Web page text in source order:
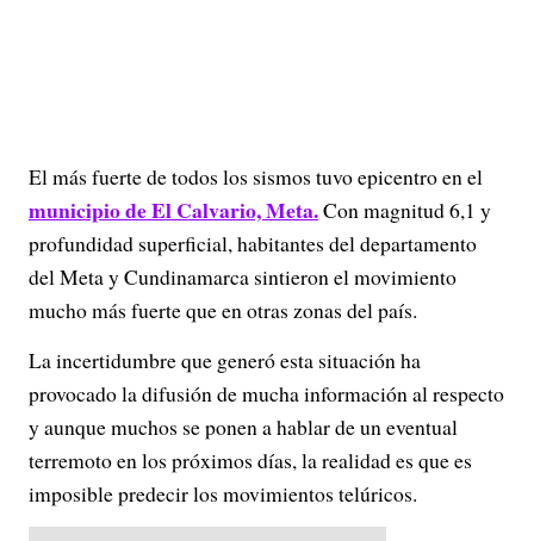
El más fuerte de todos los sismos tuvo epicentro en el
municipio de El Calvario, Meta.Con magnitud 6,1 y
profundidad superficial, habitantes del departamento
del Meta y Cundinamarca sintieron el movimiento
mucho más fuerte que en otras zonas del país.
La incertidumbre que generó esta situación ha
provocado la difusión de mucha información al respecto
y aunque muchos se ponen a hablar de un eventual
terremoto en los próximos días, la realidad es que es
imposible predecir los movimientos telúricos.